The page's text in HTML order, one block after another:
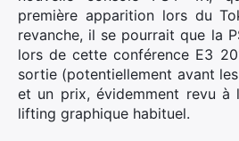
première apparition lors du
revanche, il se pourrait que la
lors de cette conférence E3
sortie (potentiellement avant
et un prix, évidemment revu à
lifting graphique habituel.